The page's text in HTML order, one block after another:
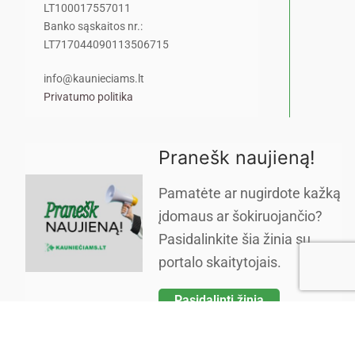
LT100017557011
Banko sąskaitos nr.:
LT717044090113506715
info@kaunieciams.lt
Privatumo politika
Pranešk naujieną!
Pamatėte ar nugirdote kažką
įdomaus ar šokiruojančio?
Pasidalinkite šia žinia su
portalo skaitytojais.
Pasidalinti žinia